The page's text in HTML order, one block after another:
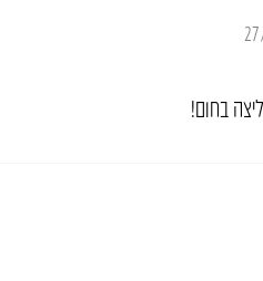
בחום!